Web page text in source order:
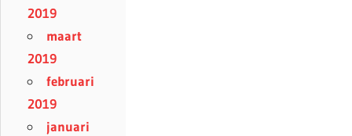
2019
maart
2019
februari
2019
januari